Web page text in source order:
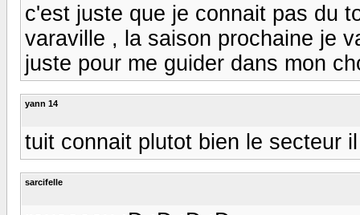
c'est juste que je connait pas du
varaville , la saison prochaine je
juste pour me guider dans mon
yann 14
tuit connait plutot bien le secteur
sarcifelle